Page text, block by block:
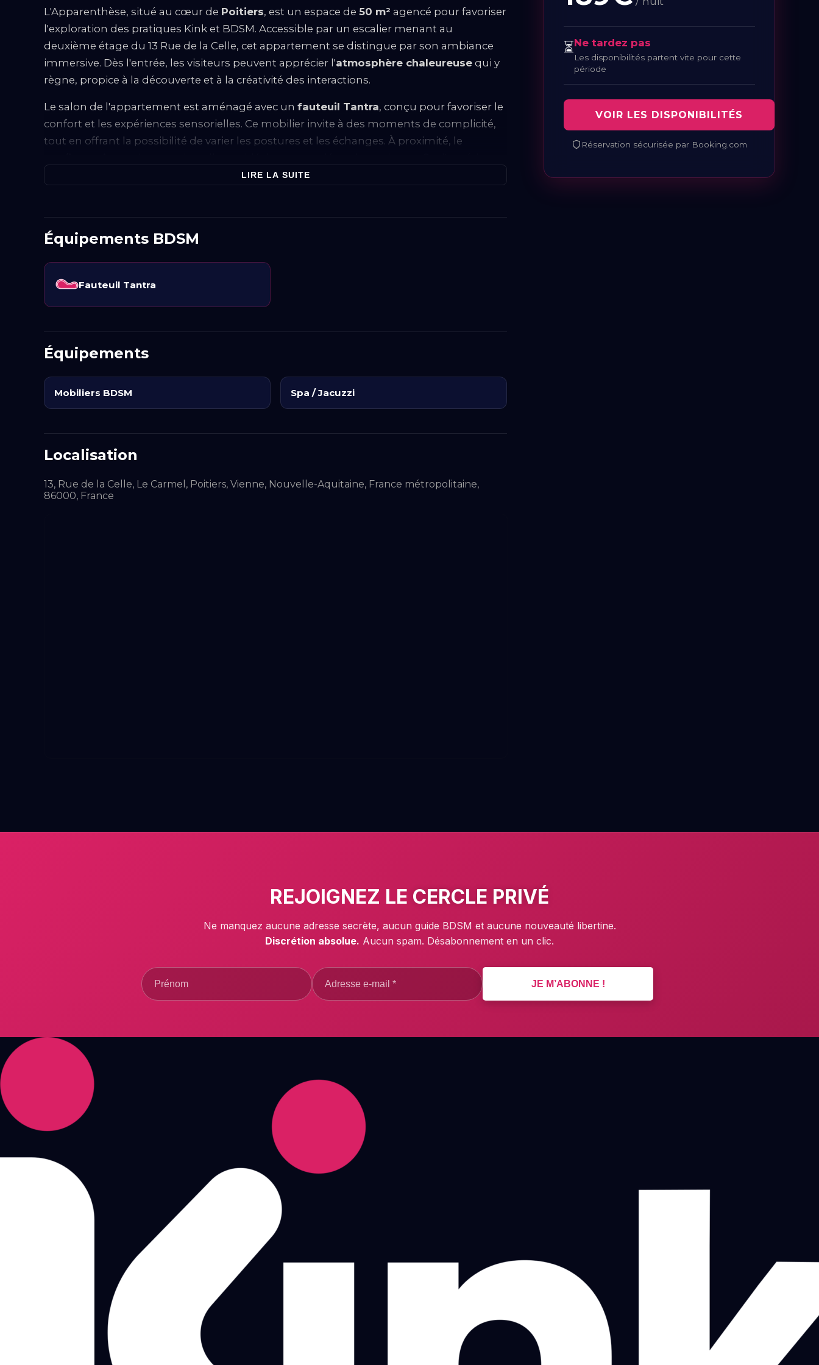
L'Apparenthèse, situé au cœur de Poitiers, est un espace de 50 m² agencé pour favoriser
l'exploration des pratiques Kink et BDSM. Accessible par un escalier menant au
deuxième étage du 13 Rue de la Celle, cet appartement se distingue par son ambiance
immersive. Dès l'entrée, les visiteurs peuvent apprécier l'atmosphère chaleureuse qui y
règne, propice à la découverte et à la créativité des interactions.
Le salon de l'appartement est aménagé avec un fauteuil Tantra, conçu pour favoriser le
confort et les expériences sensorielles. Ce mobilier invite à des moments de complicité,
tout en offrant la possibilité de varier les postures et les échanges. À proximité, le
ajoutant une dimension aquatique à l'exploration.
pour offrir une large gamme d'options, allant des équipements de contrainte aux
accessoires pour jeux de rôle. Ces installations permettent aux utilisateurs d'adapter
espace de jeu sûr et créatif.
manière à stimuler l'imagination tout en restant fonctionnels, offrant des surfaces sur
lesquelles accrocher divers accessoires ou ajouter des éléments de décor selon les
envies.
Enfin, la localisation de l'hébergement en Nouvelle-Aquitaine, à deux pas des attractions
dePoitiers, permet également d'accéder facilement à des espaces extérieurs pour des
dans un respect mutuel et une sécurité assurée.
LIRE LA SUITE
Équipements BDSM
Fauteuil Tantra
Équipements
Mobiliers BDSM Spa / Jacuzzi
Localisation
13, Rue de la Celle, Le Carmel, Poitiers, Vienne, Nouvelle-Aquitaine, France métropolitaine,
86000, France
⏳Ne tardez pas
Les disponibilités partent vite pour cette
période
VOIR LES DISPONIBILITÉS
Réservation sécurisée par Booking.com
REJOIGNEZ LE CERCLE PRIVÉ
Ne manquez aucune adresse secrète, aucun guide BDSM et aucune nouveauté libertine.
Discrétion absolue. Aucun spam. Désabonnement en un clic.